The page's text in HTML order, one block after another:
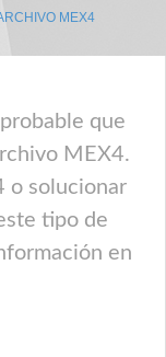
MEX4
que
MEX4.
o solucionar
tipo de
en